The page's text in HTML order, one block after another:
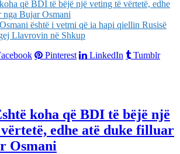
që BDI të bëjë një veting të vërtetë, edhe
nga Bujar Osmani
është i vetmi që ia hapi qiellin Rusisë
Llavrovin në Shkup
Pinterest LinkedIn
Tumblr
koha që BDI të bëjë një
edhe atë duke filluar
Osmani